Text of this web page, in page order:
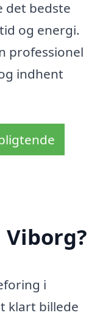
det bedste
og energi.
professionel
indhent
i
klart billede